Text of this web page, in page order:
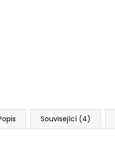
Související (4)